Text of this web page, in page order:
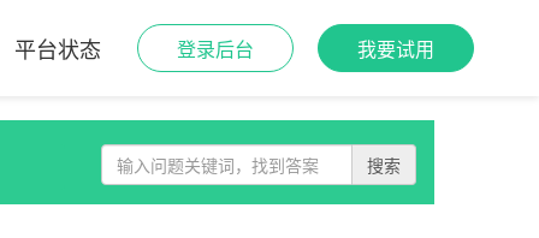
登录后台 我要试用
平台状态
搜索